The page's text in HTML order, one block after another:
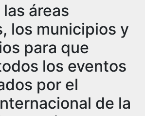
áreas
los municipios y
para que
los eventos
por el
de la